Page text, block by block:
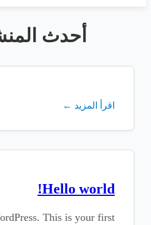
أحدث
اقرأ المزيد ←
Hello world!
This is your first